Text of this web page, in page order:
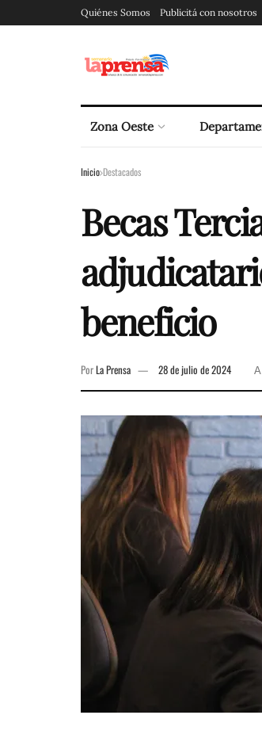
Quiénes Somos Publicitá con nosotros
Zona Oeste
Inicio Destacados
Becas
beneficio
PorLa Prensa 28 de julio de 2024 A